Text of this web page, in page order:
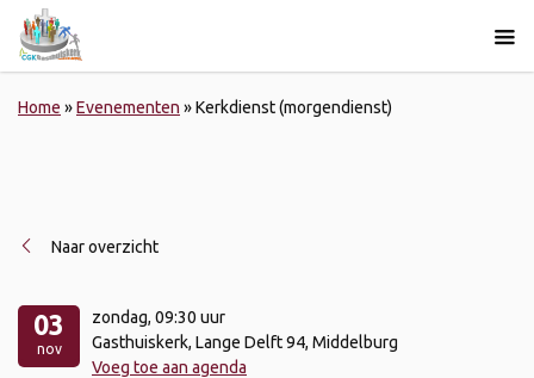
Home »Evenementen »Kerkdienst (morgendienst)
Naar overzicht
03
nov
zondag, 09:30 uur
Gasthuiskerk, Lange Delft 94, Middelburg
Voeg toe aan agenda